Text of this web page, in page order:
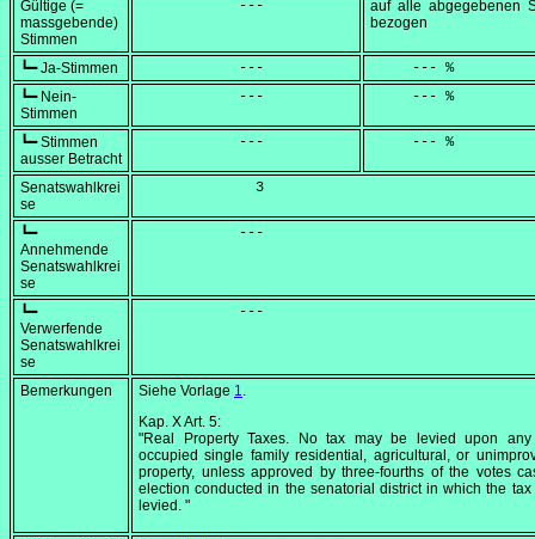
Gültige (=
massgebende)
Stimmen
            ---
auf alle abgegebenen
bezogen
┗━ Ja-Stimmen
            ---
     --- %
┗━ Nein-
Stimmen
            ---
     --- %
┗━ Stimmen
ausser Betracht
            ---
     --- %
Senatswahlkrei
se
              3
┗━
Annehmende
Senatswahlkrei
se
            ---
┗━
Verwerfende
Senatswahlkrei
se
            ---
Bemerkungen Siehe Vorlage 1.
Kap. X Art. 5:
"Real Property Taxes. No tax may be levied upon any
occupied single family residential, agricultural, or
property, unless approved by three-fourths of the votes
election conducted in the senatorial district in which the
levied. "